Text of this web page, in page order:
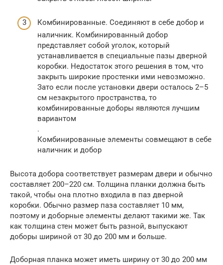
Комбинированные. Соединяют в себе добор и
наличник. Комбинированный добор
представляет собой уголок, который
устанавливается в специальные пазы дверной
коробки. Недостаток этого решения в том, что
закрыть широкие простенки ими невозможно.
Зато если после установки двери осталось 2–5
см незакрытого пространства, то
комбинированные доборы являются лучшим
вариантом
.
Комбинированные элементы совмещают в себе
наличник и добор
Высота добора соответствует размерам двери и обычно
составляет 200–220 см. Толщина планки должна быть
такой, чтобы она плотно входила в паз дверной
коробки. Обычно размер паза составляет 10 мм,
поэтому и доборные элементы делают такими же. Так
как толщина стен может быть разной, выпускают
доборы шириной от 30 до 200 мм и больше.
Доборная планка может иметь ширину от 30 до 200 мм